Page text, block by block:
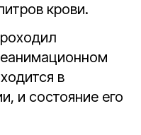
крови.
в
и состояние его